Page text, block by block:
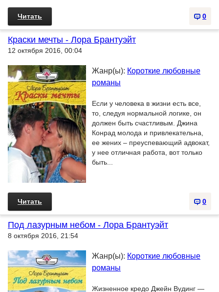
0
Читать
Краски мечты - Лора Брантуэйт
12 октября 2016, 00:04
Жанр(ы): Короткие любовные
романы
Если у человека в жизни есть все,
то, следуя нормальной логике, он
должен быть счастливым. Джина
Конрад молода и привлекательна,
ее жених – преуспевающий адвокат,
у нее отличная работа, вот только
быть...
0
Читать
Под лазурным небом - Лора Брантуэйт
8 октября 2016, 21:54
Жанр(ы): Короткие любовные
романы
Жизненное кредо Джейн Вудинг —